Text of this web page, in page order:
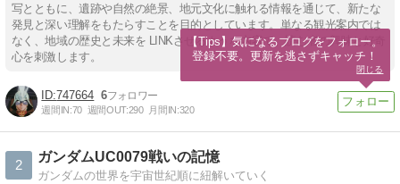
写とともに、遺跡や自然の絶景、地元文化に触れる情報を通じて、新たな
発見と深い理解をもたらすことを目的としています。単なる観光案内では
なく、地域の歴史と未来を LINKさせるような内容で、読む者の興味と好奇
心を刺激します。
747664 6
週間IN:70 週間OUT:290 月間IN:320
2
ガンダムUC0079戦いの記憶
ガンダムの世界を宇宙世紀順に紐解いていく
【Tips】気になるブログをフォロー。
登録不要。更新を逃さずキャッチ！
閉じる